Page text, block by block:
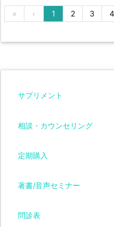
« ‹ 1 2 3 4
サプリメント
相談・カウンセリング
定期購入
著書/音声セミナー
問診表